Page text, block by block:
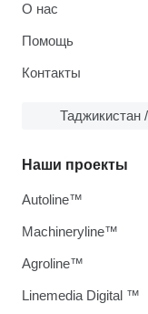
О нас
Помощь
Контакты
Таджикистан
Наши проекты
Autoline™
Machineryline™
Agroline™
Linemedia Digital ™